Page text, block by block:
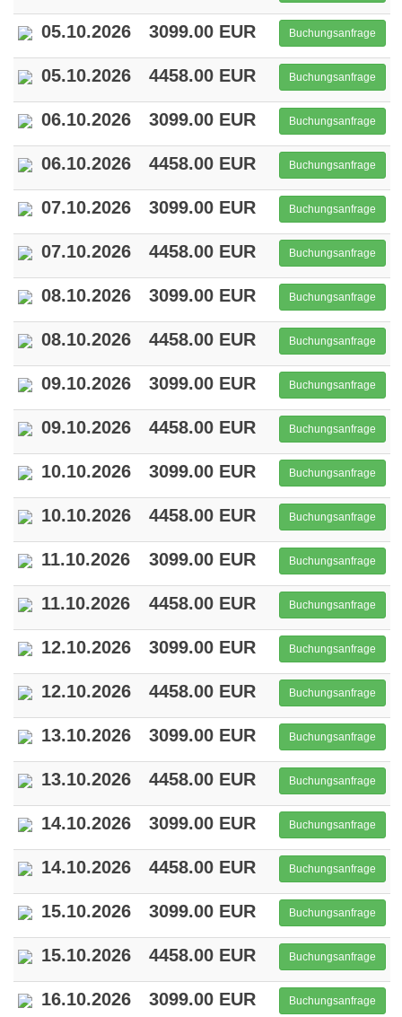
05.10.2026 3099.00 EUR Buchungsanfrage
05.10.2026 4458.00 EUR Buchungsanfrage
06.10.2026 3099.00 EUR Buchungsanfrage
06.10.2026 4458.00 EUR Buchungsanfrage
07.10.2026 3099.00 EUR Buchungsanfrage
07.10.2026 4458.00 EUR Buchungsanfrage
08.10.2026 3099.00 EUR Buchungsanfrage
08.10.2026 4458.00 EUR Buchungsanfrage
09.10.2026 3099.00 EUR Buchungsanfrage
09.10.2026 4458.00 EUR Buchungsanfrage
10.10.2026 3099.00 EUR Buchungsanfrage
10.10.2026 4458.00 EUR Buchungsanfrage
11.10.2026 3099.00 EUR Buchungsanfrage
11.10.2026 4458.00 EUR Buchungsanfrage
12.10.2026 3099.00 EUR Buchungsanfrage
12.10.2026 4458.00 EUR Buchungsanfrage
13.10.2026 3099.00 EUR Buchungsanfrage
13.10.2026 4458.00 EUR Buchungsanfrage
14.10.2026 3099.00 EUR Buchungsanfrage
14.10.2026 4458.00 EUR Buchungsanfrage
15.10.2026 3099.00 EUR Buchungsanfrage
15.10.2026 4458.00 EUR Buchungsanfrage
16.10.2026 3099.00 EUR Buchungsanfrage